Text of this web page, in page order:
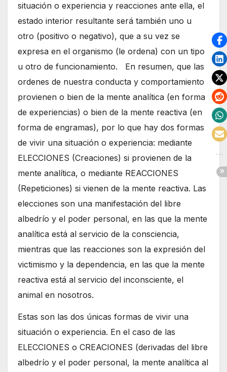
situación o experiencia y reacciones ante ella, el
estado interior resultante será también uno u
otro (positivo o negativo), que a su vez se
expresa en el organismo (le ordena) con un tipo
u otro de funcionamiento. En resumen, que las
ordenes de nuestra conducta y comportamiento
provienen o bien de la mente analítica (en forma
de experiencias) o bien de la mente reactiva (en
forma de engramas), por lo que hay dos formas
de vivir una situación o experiencia: mediante
ELECCIONES (Creaciones) si provienen de la
mente analítica, o mediante REACCIONES
(Repeticiones) si vienen de la mente reactiva. Las
elecciones son una manifestación del libre
albedrío y el poder personal, en las que la mente
analítica está al servicio de la consciencia,
mientras que las reacciones son la expresión del
victimismo y la dependencia, en las que la mente
reactiva está al servicio del inconsciente, el
animal en nosotros.
Estas son las dos únicas formas de vivir una
situación o experiencia. En el caso de las
ELECCIONES o CREACIONES (derivadas del libre
albedrío y el poder personal, la mente analítica al